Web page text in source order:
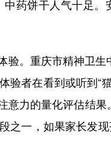
饼干人气十足。
。重庆市精神卫生
者在看到或听到“
力的量化评估结
之一，如果家长发